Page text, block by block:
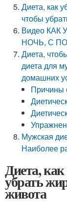
Диета, как
чтобы
Видео
НОЧЬ, С
Диета,
диета для
домашних
Причины
Мужская
Наиболее
Диета,
убрать
живота